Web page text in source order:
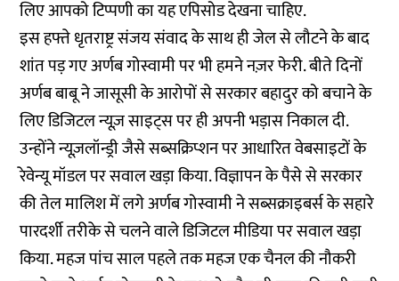
लिए आपको टिप्पणी का यह एपिसोड देखना चाहिए.
इस हफ्ते धृतराष्ट्र संजय संवाद के साथ ही जेल से लौटने के बाद
शांत पड़ गए अर्णब गोस्वामी पर भी हमने नज़र फेरी. बीते दिनों
अर्णब बाबू ने जासूसी के आरोपों से सरकार बहादुर को बचाने के
लिए डिजिटल न्यूज़ साइट्स पर ही अपनी भड़ास निकाल दी.
उन्होंने न्यूज़लॉन्ड्री जैसे सब्सक्रिप्शन पर आधारित वेबसाइटों के
रेवेन्यू मॉडल पर सवाल खड़ा किया. विज्ञापन के पैसे से सरकार
की तेल मालिश में लगे अर्णब गोस्वामी ने सब्सक्राइबर्स के सहारे
पारदर्शी तरीके से चलने वाले डिजिटल मीडिया पर सवाल खड़ा
किया. महज पांच साल पहले तक महज एक चैनल की नौकरी